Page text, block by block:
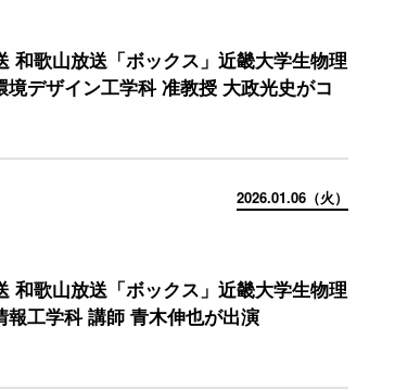
和歌山放送「ボックス」近畿大学生物理
境デザイン工学科 准教授 大政光史がコ
2026.01.06（火）
和歌山放送「ボックス」近畿大学生物理
報工学科 講師 青木伸也が出演